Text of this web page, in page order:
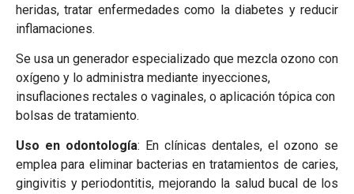
heridas, tratar enfermedades como la diabetes y reducir
inflamaciones.
Se usa un generador especializado que mezcla ozono con
oxígeno y lo administra mediante inyecciones,
insuflaciones rectales o vaginales, o aplicación tópica con
bolsas de tratamiento.
Uso en odontología: En clínicas dentales, el ozono se
emplea para eliminar bacterias en tratamientos de caries,
gingivitis y periodontitis, mejorando la salud bucal de los